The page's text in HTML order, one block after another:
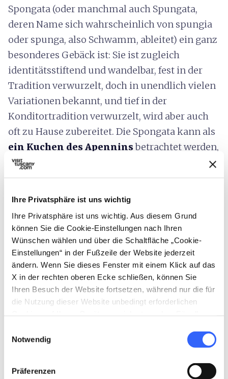
Ihre Privatsphäre ist uns wichtig
Ihre Privatsphäre ist uns wichtig. Aus diesem Grund
können Sie die Cookie-Einstellungen nach Ihren
Wünschen wählen und über die Schaltfläche „Cookie-
Einstellungen“ in der Fußzeile der Website jederzeit
ändern. Wenn Sie dieses Fenster mit einem Klick auf das
X in der rechten oberen Ecke schließen, können Sie
Ihren Besuch der Website fortsetzen, während nur die für
die Nutzung dieser Website unbedingt erforderlichen
Zustimmung.
Notwendig
Präferenzen
Spongata (oder manchmal auch Spungata,
deren Name sich wahrscheinlich von spungia
oder spunga, also Schwamm, ableitet) ein ganz
besonderes Gebäck ist: Sie ist zugleich
identitätsstiftend und wandelbar, fest in der
Tradition verwurzelt, doch in unendlich vielen
Variationen bekannt, und tief in der
Konditortradition verwurzelt, wird aber auch
oft zu Hause zubereitet. Die Spongata kann als
ein Kuchen des Apenninsbetrachtet werden,
der in zahlreichen Gebieten der Emilia, doch
auch in der oberen Toskana und im östlichen
gehütetes Rezept.
Merkmale expand_more
category